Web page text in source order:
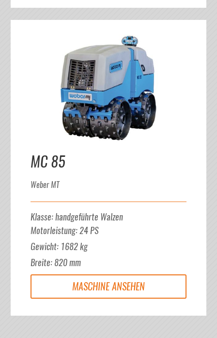
MC 85
Weber MT
Klasse:handgeführte Walzen
Motorleistung:24PS
Gewicht: 1682kg
Breite: 820mm
MASCHINE ANSEHEN